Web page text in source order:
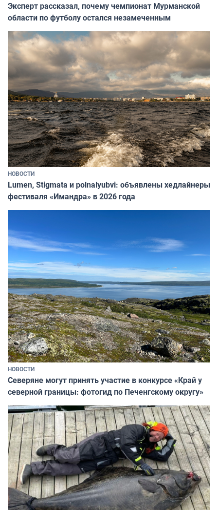
Эксперт рассказал, почему чемпионат Мурманской
области по футболу остался незамеченным
НОВОСТИ
Lumen, Stigmata и polnalyubvi: объявлены хедлайнеры
фестиваля «Имандра» в 2026 года
НОВОСТИ
Северяне могут принять участие в конкурсе «Край у
северной границы: фотогид по Печенгскому округу»